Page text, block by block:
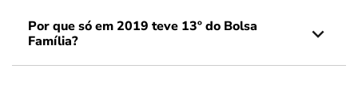
Por que só em 2019 teve 13º do Bolsa
Família?